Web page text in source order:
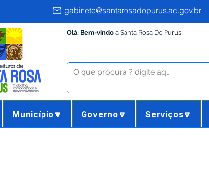
gabinete@santarosadopurus.ac.gov.br
Olá, Bem-vindo a Santa Rosa Do Purus!
Município🔽 Governo🔽 Serviços🔽